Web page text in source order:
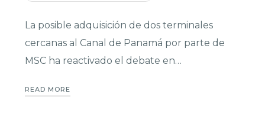
La posible adquisición de dos terminales
cercanas al Canal de Panamá por parte de
MSC ha reactivado el debate en…
READ MORE